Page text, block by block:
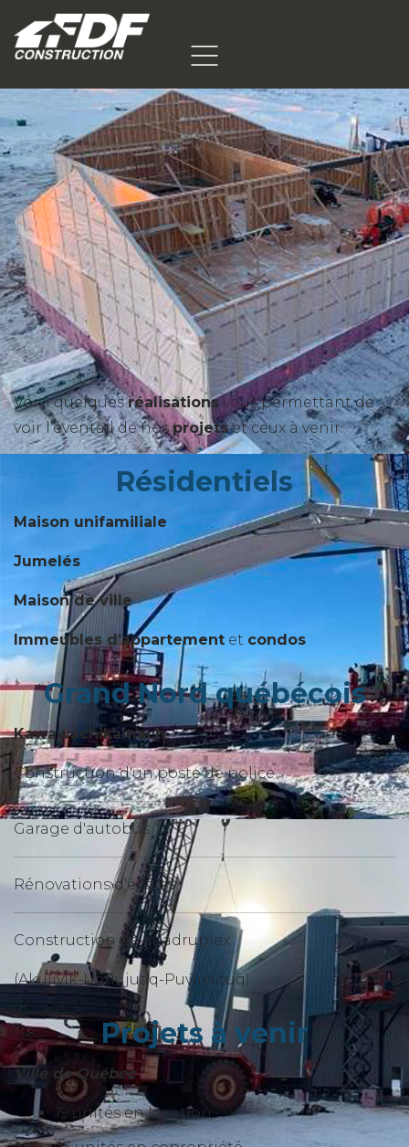
Voici quelquesréalisationsvous permettant de
voir l’éventail de nosprojetset ceux à venir
Résidentiels
Maison unifamiliale
Jumelés
Maison de ville
Immeubles d’appartement et condos
Grand Nord québécois
Kawawachikamach
Construction d'un poste de police
Garage d'autobus
Rénovations d'écoles
Construction de quadruplex
(Akulivik-Umiujuaq-Puvirnituq)
Projets à venir
Ville de Québec
19 unités en location